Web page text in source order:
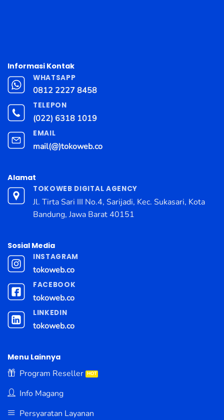
Informasi Kontak
WHATSAPP
0812 2227 8458
TELEPON
(022) 6318 1019
EMAIL
mail(@)tokoweb.co
Alamat
TOKOWEB DIGITAL AGENCY
Jl. Tirta Sari III No.4, Sarijadi, Kec. Sukasari, Kota
Bandung, Jawa Barat 40151
Sosial Media
INSTAGRAM
tokoweb.co
FACEBOOK
tokoweb.co
LINKEDIN
tokoweb.co
Menu Lainnya
Program Reseller
Info Magang
Persyaratan Layanan